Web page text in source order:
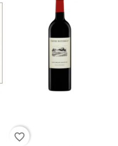
favorite_border